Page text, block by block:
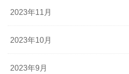
2023年11月
2023年10月
2023年9月